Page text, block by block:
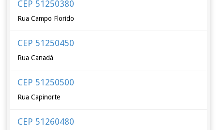
CEP 51250380
Rua Campo Florido
CEP 51250450
Rua Canadá
CEP 51250500
Rua Capinorte
CEP 51260480